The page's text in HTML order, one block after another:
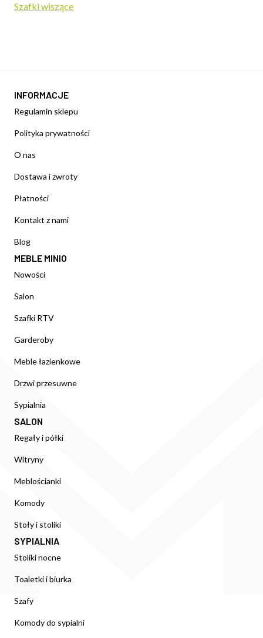
Szafki wiszące
INFORMACJE
Regulamin sklepu
Polityka prywatności
O nas
Dostawa i zwroty
Płatności
Kontakt z nami
Blog
MEBLE MINIO
Nowości
Salon
Szafki RTV
Garderoby
Meble łazienkowe
Drzwi przesuwne
Sypialnia
SALON
Regały i półki
Witryny
Meblościanki
Komody
Stoły i stoliki
SYPIALNIA
Stoliki nocne
Toaletki i biurka
Szafy
Komody do sypialni